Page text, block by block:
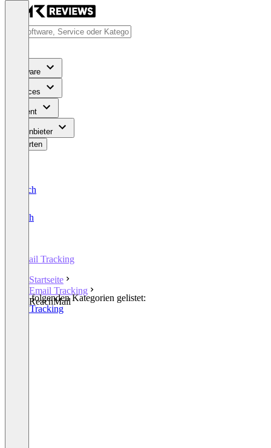
Software
Services
Content
Für Anbieter
Bewerten
Deutsch
English
Email Tracking
Startseite
Email Tracking
ReachMail
In den folgenden Kategorien gelistet:
Email Tracking